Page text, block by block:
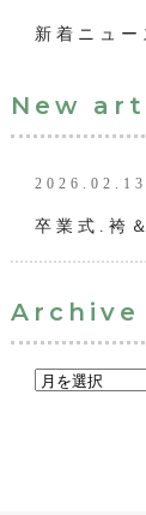
新着ニュー
New
卒業式.袴